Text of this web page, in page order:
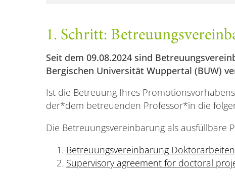
1. Schritt:
Seit dem 09.08.2024 sind
Bergischen Universität Wuppertal (BUW)
Ist die Betreuung Ihres
der*dem betreuenden Professor*in die
Die Betreuungsvereinbarung als ausfüllbare
Betreuungsvereinbarung
Supervisory agreement for doctoral